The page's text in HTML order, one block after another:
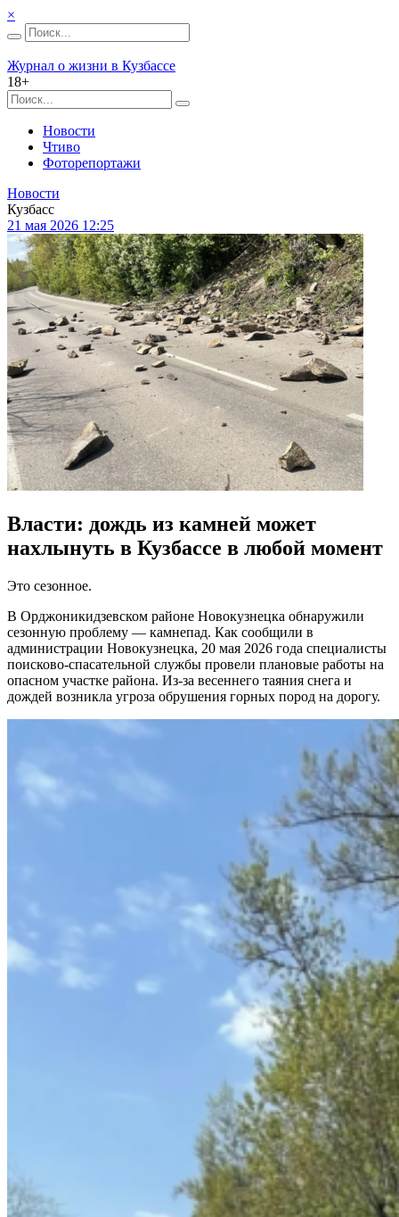
×
Журнал о жизни в Кузбассе
18+
Новости
Чтиво
Фоторепортажи
Новости
Кузбасс
21 мая 2026 12:25
Власти: дождь из камней может
нахлынуть в Кузбассе в любой момент
Это сезонное.
В Орджоникидзевском районе Новокузнецка обнаружили
сезонную проблему — камнепад. Как сообщили в
администрации Новокузнецка, 20 мая 2026 года специалисты
поисково-спасательной службы провели плановые работы на
опасном участке района. Из-за весеннего таяния снега и
дождей возникла угроза обрушения горных пород на дорогу.